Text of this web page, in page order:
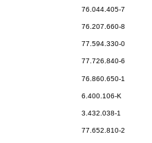
76.044.405-7
76.207.660-8
77.594.330-0
77.726.840-6
76.860.650-1
6.400.106-K
3.432.038-1
77.652.810-2